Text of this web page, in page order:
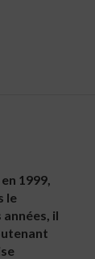
1999,
le
il